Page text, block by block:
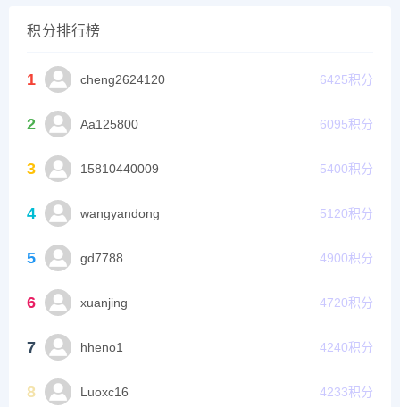
积分排行榜
1 cheng2624120 6425积分
2 Aa125800 6095积分
3 15810440009 5400积分
4 wangyandong 5120积分
5 gd7788 4900积分
6 xuanjing 4720积分
7 hheno1 4240积分
8 Luoxc16 4233积分